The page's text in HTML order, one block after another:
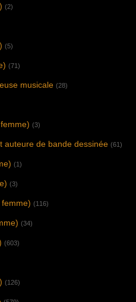
(2)
(5)
(71)
musicale (28)
(3)
auteure de bande dessinée (61)
(1)
(3)
(116)
(34)
(603)
(126)